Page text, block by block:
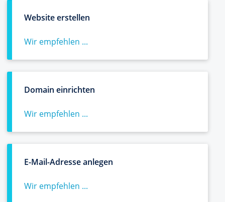
Website erstellen
Wir empfehlen ...
Domain einrichten
Wir empfehlen ...
E-Mail-Adresse anlegen
Wir empfehlen ...